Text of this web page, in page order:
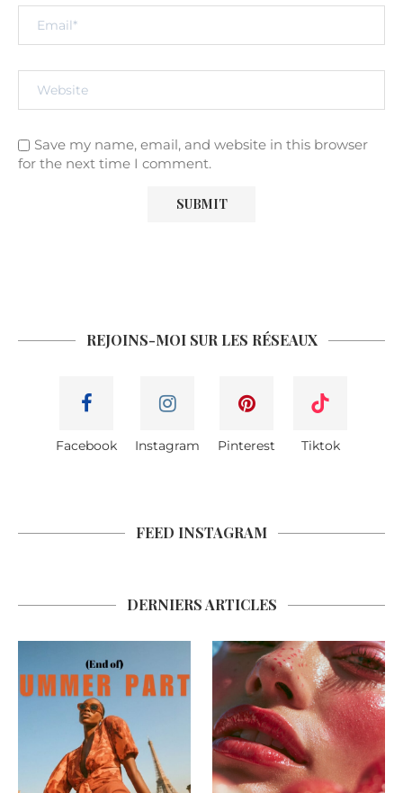
Save my name, email, and website in this browser
for the next time I comment.
REJOINS-MOI SUR LES RÉSEAUX
Facebook Instagram Pinterest Tiktok
FEED INSTAGRAM
DERNIERS ARTICLES